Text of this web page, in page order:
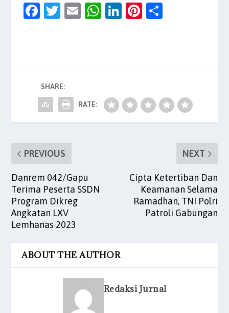
F
b
o
o
k
T
E
W
A
p
p
Li
dI
n
Pi
t
SHARE:
RATE:
PREVIOUS
Danrem 042/Gapu
Terima Peserta SSDN
Program Dikreg
Angkatan LXV
Lemhanas 2023
NEXT
Cipta Ketertiban Dan
Keamanan Selama
Ramadhan, TNI Polri
Patroli Gabungan
ABOUT THE AUTHOR
Redaksi Jurnal